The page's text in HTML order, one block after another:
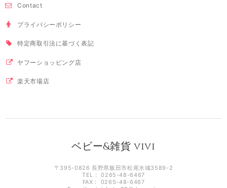
Contact
プライバシーポリシー
特定商取引法に基づく表記
ヤフーショッピング店
楽天市場店
ベビー&雑貨 vivi
〒395-0826 長野県飯田市松尾水城3589-2
TEL： 0265-48-6467
FAX： 0265-48-6467